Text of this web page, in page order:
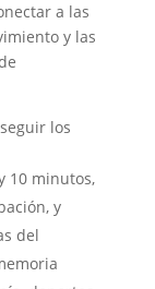
a las
y las
los
10 minutos,
y
del